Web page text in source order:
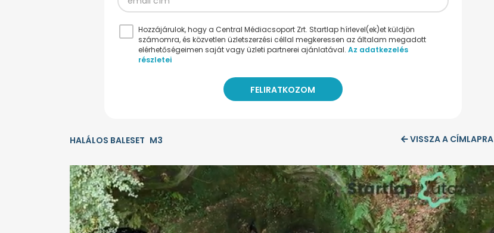
Hozzájárulok, hogy a Central Médiacsoport Zrt. Startlap hírlevel(ek)et küldjön
számomra, és közvetlen üzletszerzési céllal megkeressen az általam megadott
elérhetőségeimen saját vagy üzleti partnerei ajánlatával. Az adatkezelés
részletei
HALÁLOS BALESET M3 VISSZA A CÍMLAPRA